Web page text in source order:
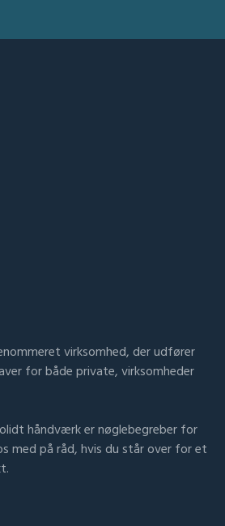
virksomhed, der udfører
for både private, virksomheder
håndværk er nøglebegreber for
med på råd, hvis du står over for et